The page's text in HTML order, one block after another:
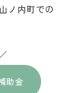
ノ内町での
助金